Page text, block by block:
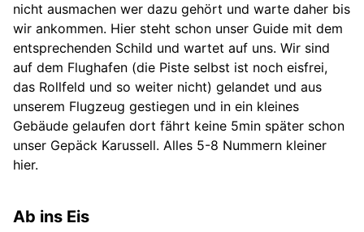
nicht ausmachen wer dazu gehört und warte daher bis
wir ankommen. Hier steht schon unser Guide mit dem
entsprechenden Schild und wartet auf uns. Wir sind
auf dem Flughafen (die Piste selbst ist noch eisfrei,
das Rollfeld und so weiter nicht) gelandet und aus
unserem Flugzeug gestiegen und in ein kleines
Gebäude gelaufen dort fährt keine 5min später schon
unser Gepäck Karussell. Alles 5-8 Nummern kleiner
hier.
Ab ins Eis